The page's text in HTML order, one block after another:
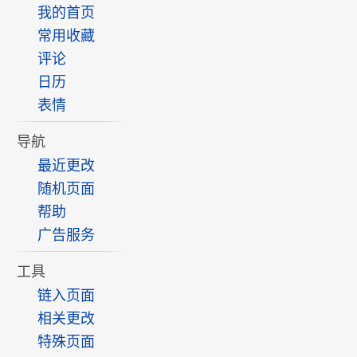
我的首页
常用收藏
评论
日历
表情
导航
最近更改
随机页面
帮助
广告服务
工具
链入页面
相关更改
特殊页面